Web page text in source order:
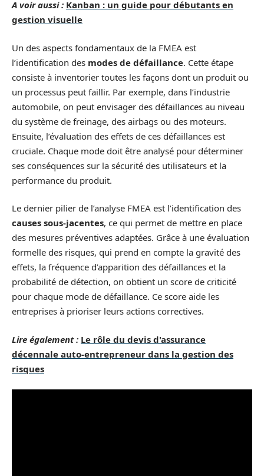
A voir aussi : Kanban : un guide pour débutants en
gestion visuelle
Un des aspects fondamentaux de la FMEA est
l’identification des modes de défaillance. Cette étape
consiste à inventorier toutes les façons dont un produit ou
un processus peut faillir. Par exemple, dans l’industrie
automobile, on peut envisager des défaillances au niveau
du système de freinage, des airbags ou des moteurs.
Ensuite, l’évaluation des effets de ces défaillances est
cruciale. Chaque mode doit être analysé pour déterminer
ses conséquences sur la sécurité des utilisateurs et la
performance du produit.
Le dernier pilier de l’analyse FMEA est l’identification des
causes sous-jacentes, ce qui permet de mettre en place
des mesures préventives adaptées. Grâce à une évaluation
formelle des risques, qui prend en compte la gravité des
effets, la fréquence d’apparition des défaillances et la
probabilité de détection, on obtient un score de criticité
pour chaque mode de défaillance. Ce score aide les
entreprises à prioriser leurs actions correctives.
Lire également : Le rôle du devis d'assurance
décennale auto-entrepreneur dans la gestion des
risques